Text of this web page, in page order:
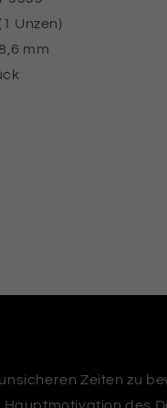
Unzen)
mm
Zeiten zu